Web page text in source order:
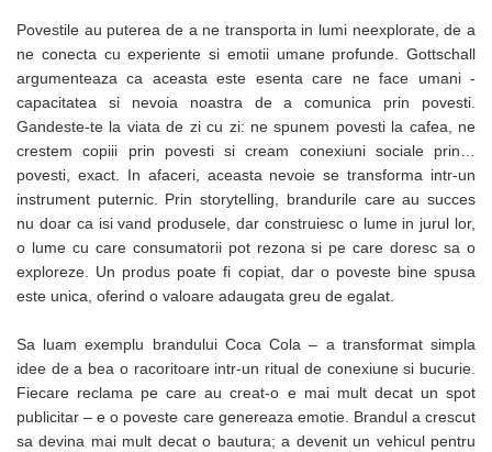
Articole pentru rufe, casa,
geamuri, mobila
Articole pentru birou, suprafete,
pardoseli
Intretinere si odorizante masina
Saci de gunoi
Accesorii pentru curatenie
Tipografie si stampile
Formulare tipizate
personalizate
Stampile, tusiere si tus
Protectia muncii si Imbracaminte
Imbracaminte
Povestile au puterea de a ne transporta in lumi neexplorate, de a
ne conecta cu experiente si emotii umane profunde. Gottschall
argumenteaza ca aceasta este esenta care ne face umani -
capacitatea si nevoia noastra de a comunica prin povesti.
Gandeste-te la viata de zi cu zi: ne spunem povesti la cafea, ne
crestem copiii prin povesti si cream conexiuni sociale prin…
povesti, exact. In afaceri, aceasta nevoie se transforma intr-un
instrument puternic. Prin storytelling, brandurile care au succes
nu doar ca isi vand produsele, dar construiesc o lume in jurul lor,
o lume cu care consumatorii pot rezona si pe care doresc sa o
exploreze. Un produs poate fi copiat, dar o poveste bine spusa
este unica, oferind o valoare adaugata greu de egalat.
Sa luam exemplu brandului Coca Cola – a transformat simpla
idee de a bea o racoritoare intr-un ritual de conexiune si bucurie.
Fiecare reclama pe care au creat-o e mai mult decat un spot
publicitar – e o poveste care genereaza emotie. Brandul a crescut
sa devina mai mult decat o bautura; a devenit un vehicul pentru